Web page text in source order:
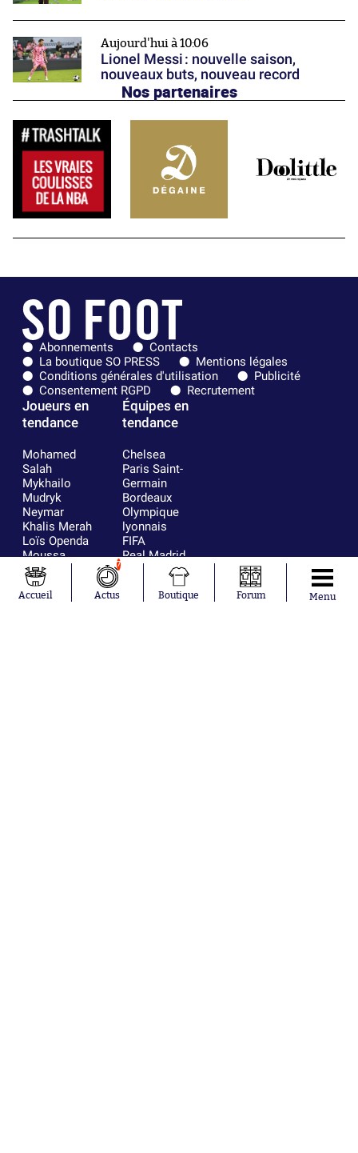
Aujourd'hui à 10:06
Lionel Messi : nouvelle saison,
nouveaux buts, nouveau record
Nos partenaires
Abonnements
Contacts
La boutique SO PRESS
Mentions légales
Conditions générales d'utilisation
Publicité
Consentement RGPD
Recrutement
Joueurs en
tendance
Mohamed
Salah
Mykhailo
Mudryk
Neymar
Khalis Merah
Loïs Openda
Moussa
Niakhaté
Nicolás
Tagliafico
Équipes en
tendance
Chelsea
Paris Saint-
Germain
Bordeaux
Olympique
lyonnais
FIFA
Real Madrid
RC Strasbourg
France
Accueil
7
Actus Boutique Forum Menu